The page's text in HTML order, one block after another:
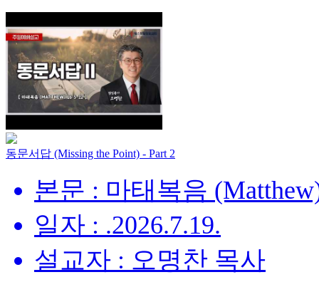
동문서답 (Missing the Point) - Part 2
본문 : 마태복음
일자 : .2026.7.19.
설교자 : 오명찬 목사